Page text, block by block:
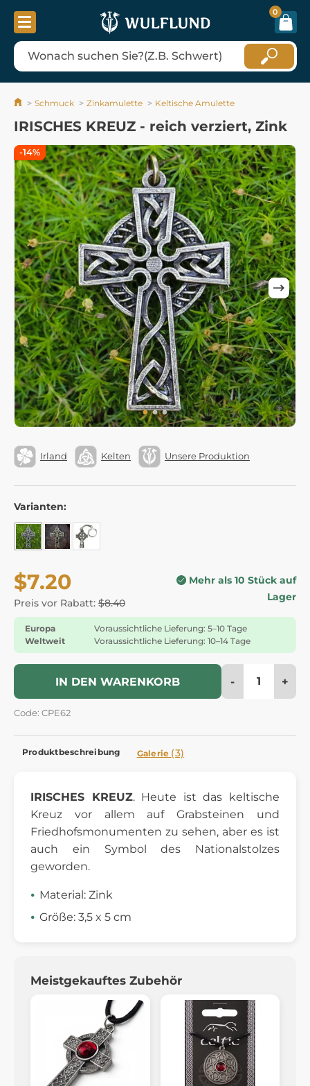
0
Schmuck Zinkamulette Keltische Amulette
IRISCHES KREUZ - reich verziert, Zink
Irland Kelten Unsere Produktion
Varianten:
$7.20
Preis vor Rabatt: $8.40
Mehr als 10 Stück auf
Lager
Europa
Voraussichtliche Lieferung: 5–10 Tage
Weltweit
Voraussichtliche Lieferung: 10–14 Tage
IN DEN WARENKORB - +
Code: CPE62
-14%
Produktbeschreibung Galerie (3)
IRISCHES KREUZ. Heute ist das keltische
Kreuz vor allem auf Grabsteinen und
Friedhofsmonumenten zu sehen, aber es ist
auch ein Symbol des Nationalstolzes
geworden.
Material: Zink
Größe: 3,5 x 5 cm
Meistgekauftes Zubehör